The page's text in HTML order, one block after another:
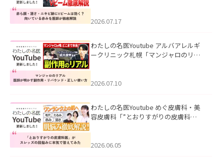
した。
2026.07.17
わたしの名医Youtube アルバアレルギ
ークリニック札幌「マンジャロのリア
た。
2026.07.10
わたしの名医Youtube めぐ皮膚科・美
容皮膚科「”とおりすがりの皮膚科
2026.06.05